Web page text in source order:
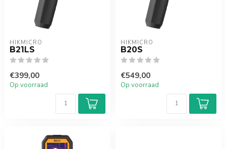
HIKMICRO
B21LS
€399,00
Op voorraad
HIKMICRO
B20S
€549,00
Op voorraad